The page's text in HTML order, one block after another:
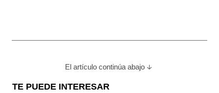
El artículo continúa abajo
TE PUEDE INTERESAR